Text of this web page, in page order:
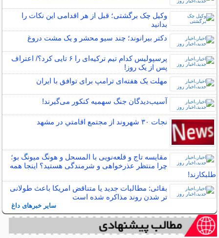
وکیل چک برگشتی؛ قبل از هر اقدامی این نکات را
بدانید
دکتر بیرانوند؛ چند سیو محشر و یک مشت دروغ
پرسپولیس کدام تیم ترکیه‌ای را ۶ تایی کرد؟/ اعتراف
پس از یک روز!
مهلت یک هفته‌ای ترامپ برای توافق با ایران
آسیب‌دیدگان جنگ سهمیه کنکور می‌گیرند!
نجات ۳۰ شهروند از مجتمع اقامتي در مشهد
مقایسه تاج و قلعه‌نویی با المسحل و هونگ میونگ بو؛
چرا منتظر عذرخواهی و شرمندگی هستید؟ اینجا همه
طلبکارند!
بقائی: مطالبات جدید یا متناقض امریکا باعث طولانی
تر شدن روند مذاکره شده است
سایر خبرهای داغ